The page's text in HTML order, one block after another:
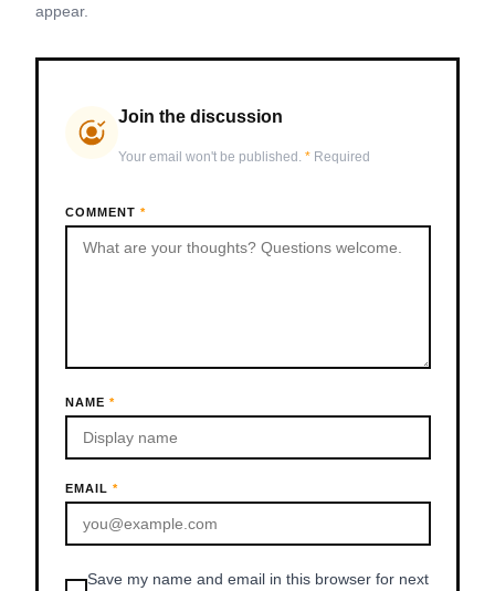
appear.
Join the discussion
Your email won't be published. *Required
COMMENT*
NAME *
EMAIL*
Save my name and email in this browser for next